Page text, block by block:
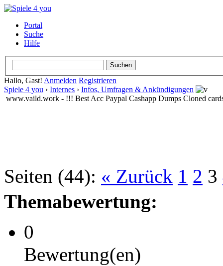
Portal
Suche
Hilfe
Hallo, Gast! Anmelden Registrieren
Spiele 4 you › Internes › Infos, Umfragen & Ankündigungen
www.vaild.work - !!! Best Acc Paypal Cashapp Dumps Cloned
Seiten (44): « Zurück 1 2 3
Themabewertung:
0
Bewertung(en)